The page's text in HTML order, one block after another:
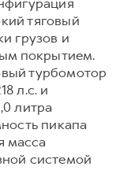
тяговый
грузов и
покрытием.
турбомотор
л.с. и
литра
пикапа
масса
системой